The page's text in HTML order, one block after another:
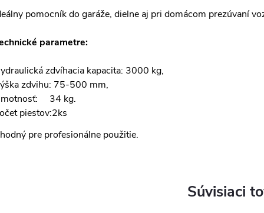
pomocník do garáže, dielne aj pri domácom prezúvaní
parametre:
zdvíhacia kapacita: 3000 kg,
zdvihu: 75-500 mm,
34 kg.
piestov:2ks
pre profesionálne použitie.
Súvisiaci